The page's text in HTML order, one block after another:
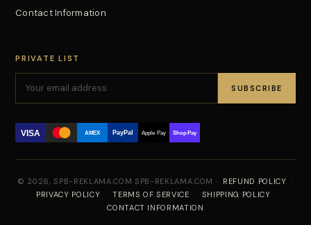
Contact Information
PRIVATE LIST
SUBSCRIBE
VISA AMEX PayPal Apple Pay Shop Pay
© 2026, SPB-REKLAMA.COM SPB-REKLAMA.COM · REFUND POLICY ·
PRIVACY POLICY · TERMS OF SERVICE · SHIPPING POLICY ·
CONTACT INFORMATION